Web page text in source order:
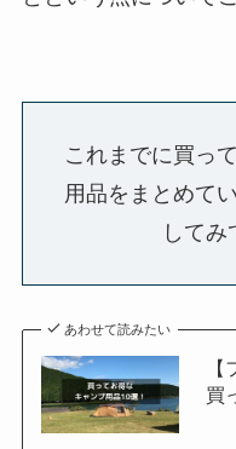
これまでに買っ
用品をまとめて
してみ
あわせて読みたい
買